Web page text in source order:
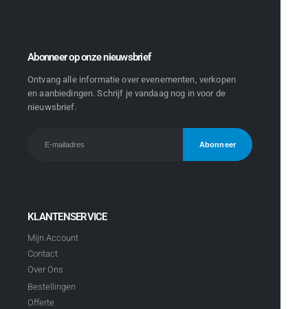
Abonneer op onze nieuwsbrief
Ontvang alle informatie over evenementen, verkopen
en aanbiedingen. Schrijf je vandaag nog in voor de
nieuwsbrief.
KLANTENSERVICE
Mijn Account
Contact
Over Ons
Bestellingen
Offerte